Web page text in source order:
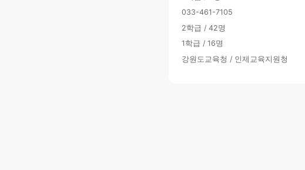
033-461-7105
2학급 / 42명
1학급 / 16명
강원도교육청 / 인제교육지원청